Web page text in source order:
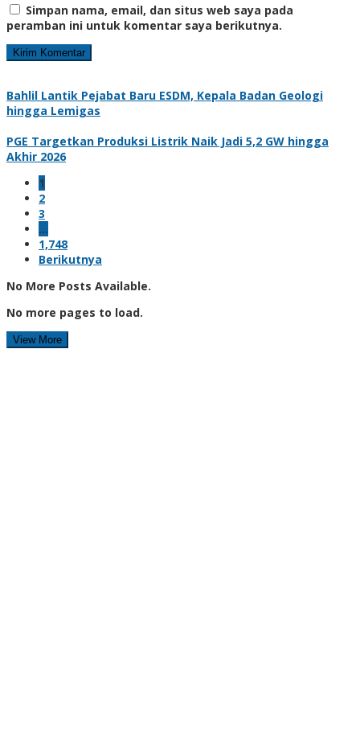
Simpan nama, email, dan situs web saya pada
peramban ini untuk komentar saya berikutnya.
Bahlil Lantik Pejabat Baru ESDM, Kepala Badan Geologi
hingga Lemigas
PGE Targetkan Produksi Listrik Naik Jadi 5,2 GW hingga
Akhir 2026
1
2
3
…
1,748
Berikutnya
No More Posts Available.
No more pages to load.
View More